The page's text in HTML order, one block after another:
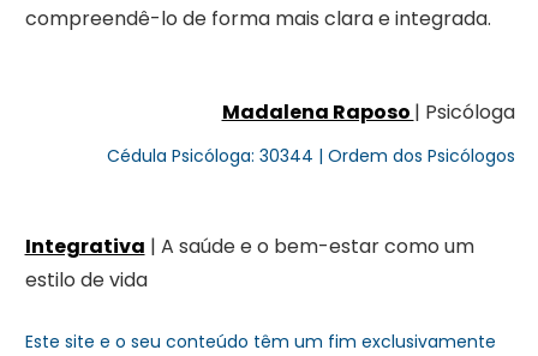
compreendê-lo de forma mais clara e integrada.
Madalena Raposo | Psicóloga
Cédula Psicóloga: 30344 | Ordem dos Psicólogos
Integrativa | A saúde e o bem-estar como um
estilo de vida
Este site e o seu conteúdo têm um fim exclusivamente